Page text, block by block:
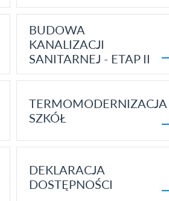
BUDOWA
KANALIZACJI
SANITARNEJ - ETAP II
TERMOMODERNIZACJA
SZKÓŁ
DEKLARACJA
DOSTĘPNOŚCI